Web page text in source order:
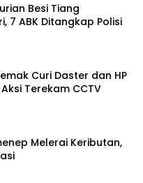
Besi Tiang
7 ABK Ditangkap Polisi
Curi Daster dan HP
Terekam CCTV
Melerai Keributan,